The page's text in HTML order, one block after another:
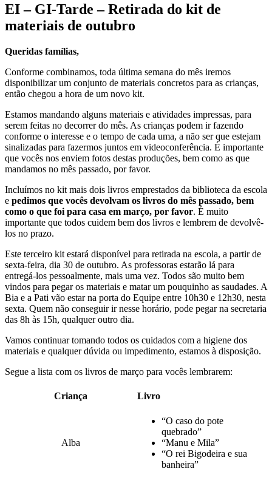
EI – GI-Tarde – Retirada do kit de
materiais de outubro
Queridas famílias,
Conforme combinamos, toda última semana do mês iremos
disponibilizar um conjunto de materiais concretos para as crianças,
então chegou a hora de um novo kit.
Estamos mandando alguns materiais e atividades impressas, para
serem feitas no decorrer do mês. As crianças podem ir fazendo
conforme o interesse e o tempo de cada uma, a não ser que estejam
sinalizadas para fazermos juntos em videoconferência. É importante
que vocês nos enviem fotos destas produções, bem como as que
mandamos no mês passado, por favor.
Incluímos no kit mais dois livros emprestados da biblioteca da escola
e pedimos que vocês devolvam os livros do mês passado, bem
como o que foi para casa em março, por favor. É muito
importante que todos cuidem bem dos livros e lembrem de devolvê-
los no prazo.
Este terceiro kit estará disponível para retirada na escola, a partir de
sexta-feira, dia 30 de outubro. As professoras estarão lá para
entregá-los pessoalmente, mais uma vez. Todos são muito bem
vindos para pegar os materiais e matar um pouquinho as saudades. A
Bia e a Pati vão estar na porta do Equipe entre 10h30 e 12h30, nesta
sexta. Quem não conseguir ir nesse horário, pode pegar na secretaria
das 8h às 15h, qualquer outro dia.
Vamos continuar tomando todos os cuidados com a higiene dos
materiais e qualquer dúvida ou impedimento, estamos à disposição.
Segue a lista com os livros de março para vocês lembrarem:
Criança Livro
Alba
“O caso do pote
quebrado”
“Manu e Mila”
“O rei Bigodeira e sua
banheira”